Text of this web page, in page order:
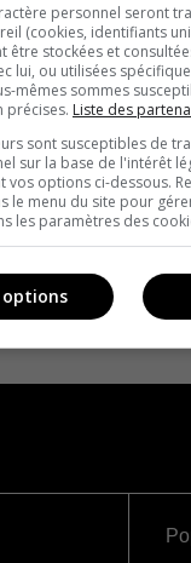
personnel seront
(cookies, identifiants
être stockées et
lui, ou utilisées
mêmes sommes
précises. Liste des
sont susceptibles de
sur la base de l'intérêt
vos options ci-dessous.
le menu du site pour
les paramètres des
options